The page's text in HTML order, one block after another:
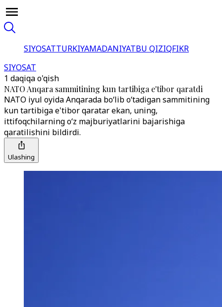
SIYOSATTURKIYAMADANIYATBU QIZIQFIKR
SIYOSAT
1 daqiqa o'qish
NATO Anqara sammitining kun tartibiga e'tibor qaratdi
NATO iyul oyida Anqarada bo‘lib o‘tadigan sammitining
kun tartibiga e'tibor qaratar ekan, uning,
ittifoqchilarning o‘z majburiyatlarini bajarishiga
qaratilishini bildirdi.
Ulashing